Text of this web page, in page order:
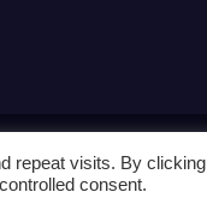
repeat visits. By clicking
consent.